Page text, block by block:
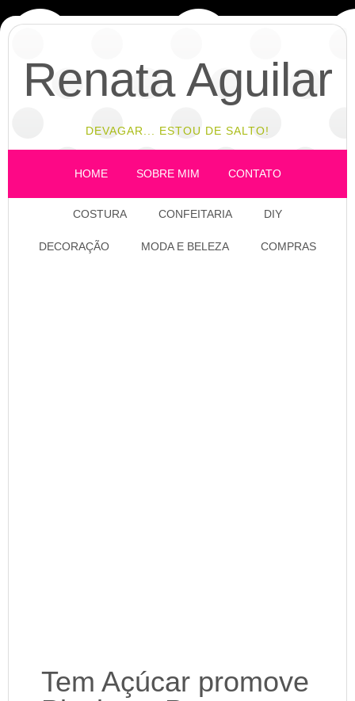
Renata Aguilar
DEVAGAR... ESTOU DE SALTO!
HOME SOBRE MIM CONTATO
COSTURA CONFEITARIA DIY
DECORAÇÃO MODA E BELEZA COMPRAS
Tem Açúcar promove